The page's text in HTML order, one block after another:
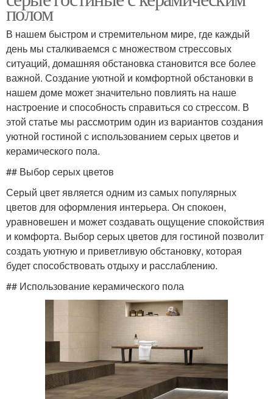
полом
В нашем быстром и стремительном мире, где каждый
день мы сталкиваемся с множеством стрессовых
ситуаций, домашняя обстановка становится все более
важной. Создание уютной и комфортной обстановки в
нашем доме может значительно повлиять на наше
настроение и способность справиться со стрессом. В
этой статье мы рассмотрим один из вариантов создания
уютной гостиной с использованием серых цветов и
керамического пола.
## Выбор серых цветов
Серый цвет является одним из самых популярных
цветов для оформления интерьера. Он спокоен,
уравновешен и может создавать ощущение спокойствия
и комфорта. Выбор серых цветов для гостиной позволит
создать уютную и приветливую обстановку, которая
будет способствовать отдыху и расслаблению.
## Использование керамического пола